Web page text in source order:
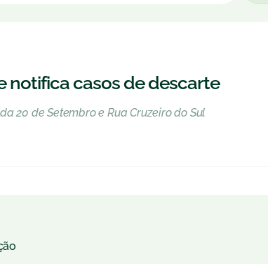
notifica casos de descarte
20 de Setembro e Rua Cruzeiro do Sul